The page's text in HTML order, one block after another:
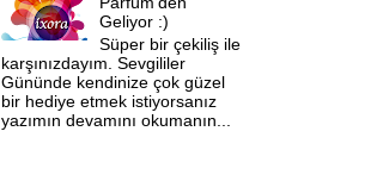
Geliyor :)
Süper bir çekiliş ile
karşınızdayım. Sevgililer
Gününde kendinize çok güzel
bir hediye etmek istiyorsanız
yazımın devamını okumanın...